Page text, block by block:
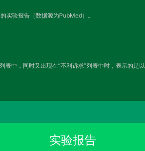
实验报告（数据源为PubMed）。
表中，同时又出现在“不利诉求”列表中时，表示的
实验报告